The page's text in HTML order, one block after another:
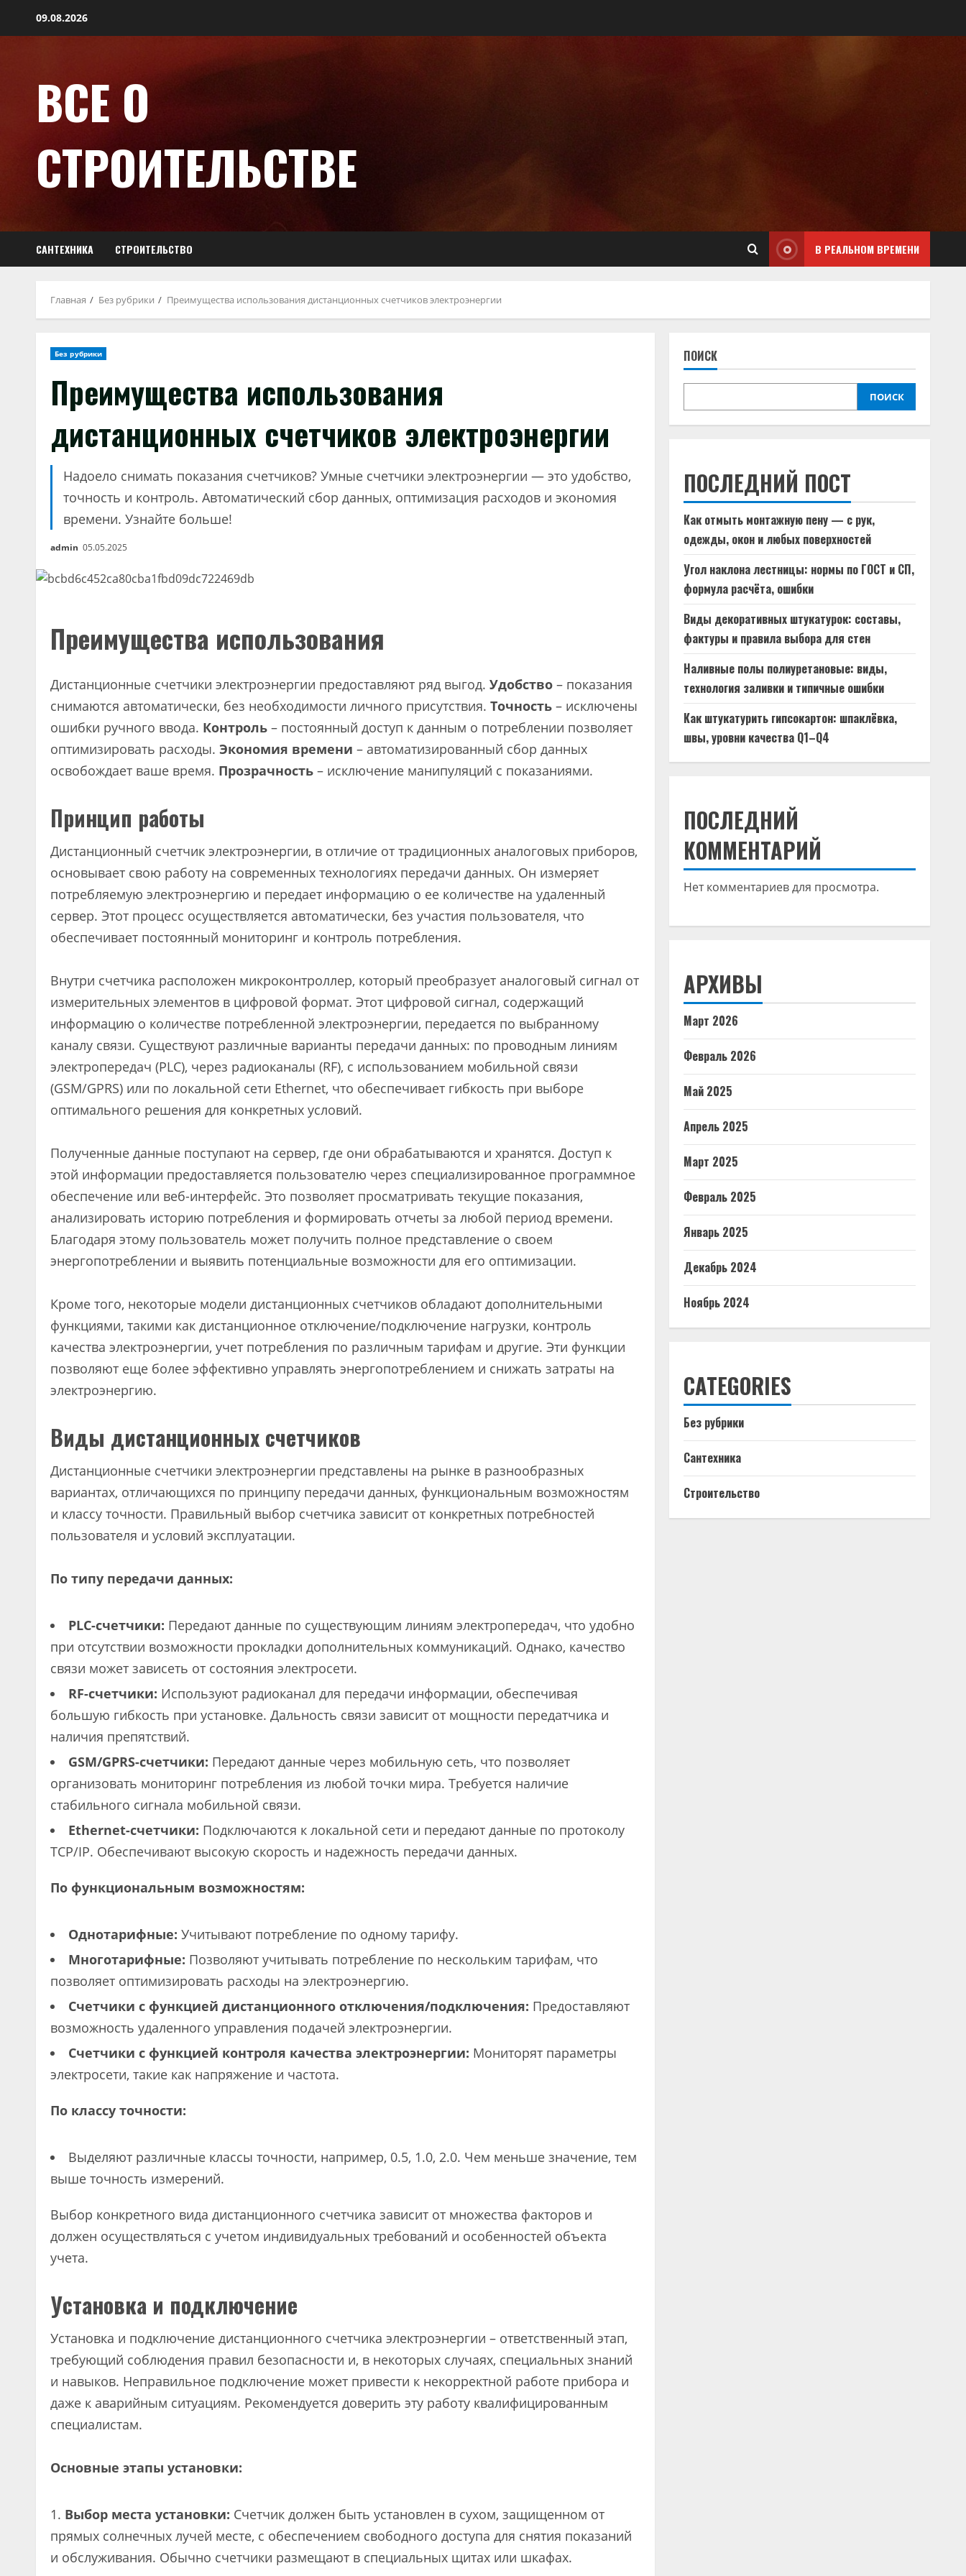
09.08.2026
ВСЕ О
СТРОИТЕЛЬСТВЕ
САНТЕХНИКА СТРОИТЕЛЬСТВО В РЕАЛЬНОМ ВРЕМЕНИ
Главная Без рубрики Преимущества использования дистанционных счетчиков электроэнергии
Без рубрики
Преимущества использования
дистанционных счетчиков электроэнергии
Надоело снимать показания счетчиков? Умные счетчики электроэнергии — это удобство,
точность и контроль. Автоматический сбор данных, оптимизация расходов и экономия
времени. Узнайте больше!
admin 05.05.2025
Преимущества использования
Дистанционные счетчики электроэнергии предоставляют ряд выгод. Удобство – показания
снимаются автоматически, без необходимости личного присутствия. Точность – исключены
ошибки ручного ввода. Контроль – постоянный доступ к данным о потреблении позволяет
оптимизировать расходы. Экономия времени – автоматизированный сбор данных
освобождает ваше время. Прозрачность – исключение манипуляций с показаниями.
Принцип работы
Дистанционный счетчик электроэнергии, в отличие от традиционных аналоговых приборов,
основывает свою работу на современных технологиях передачи данных. Он измеряет
потребляемую электроэнергию и передает информацию о ее количестве на удаленный
сервер. Этот процесс осуществляется автоматически, без участия пользователя, что
обеспечивает постоянный мониторинг и контроль потребления.
Внутри счетчика расположен микроконтроллер, который преобразует аналоговый сигнал от
измерительных элементов в цифровой формат. Этот цифровой сигнал, содержащий
информацию о количестве потребленной электроэнергии, передается по выбранному
каналу связи. Существуют различные варианты передачи данных: по проводным линиям
электропередач (PLC), через радиоканалы (RF), с использованием мобильной связи
(GSM/GPRS) или по локальной сети Ethernet, что обеспечивает гибкость при выборе
оптимального решения для конкретных условий.
Полученные данные поступают на сервер, где они обрабатываются и хранятся. Доступ к
этой информации предоставляется пользователю через специализированное программное
обеспечение или веб-интерфейс. Это позволяет просматривать текущие показания,
анализировать историю потребления и формировать отчеты за любой период времени.
Благодаря этому пользователь может получить полное представление о своем
энергопотреблении и выявить потенциальные возможности для его оптимизации.
Кроме того, некоторые модели дистанционных счетчиков обладают дополнительными
функциями, такими как дистанционное отключение/подключение нагрузки, контроль
качества электроэнергии, учет потребления по различным тарифам и другие. Эти функции
позволяют еще более эффективно управлять энергопотреблением и снижать затраты на
электроэнергию.
Виды дистанционных счетчиков
Дистанционные счетчики электроэнергии представлены на рынке в разнообразных
вариантах, отличающихся по принципу передачи данных, функциональным возможностям
и классу точности. Правильный выбор счетчика зависит от конкретных потребностей
пользователя и условий эксплуатации.
По типу передачи данных:
PLC-счетчики: Передают данные по существующим линиям электропередач, что удобно
при отсутствии возможности прокладки дополнительных коммуникаций. Однако, качество
связи может зависеть от состояния электросети.
RF-счетчики: Используют радиоканал для передачи информации, обеспечивая
большую гибкость при установке. Дальность связи зависит от мощности передатчика и
наличия препятствий.
GSM/GPRS-счетчики: Передают данные через мобильную сеть, что позволяет
организовать мониторинг потребления из любой точки мира. Требуется наличие
стабильного сигнала мобильной связи.
Ethernet-счетчики: Подключаются к локальной сети и передают данные по протоколу
TCP/IP. Обеспечивают высокую скорость и надежность передачи данных.
По функциональным возможностям:
Однотарифные: Учитывают потребление по одному тарифу.
Многотарифные: Позволяют учитывать потребление по нескольким тарифам, что
позволяет оптимизировать расходы на электроэнергию.
Счетчики с функцией дистанционного отключения/подключения: Предоставляют
возможность удаленного управления подачей электроэнергии.
Счетчики с функцией контроля качества электроэнергии: Мониторят параметры
электросети, такие как напряжение и частота.
По классу точности:
Выделяют различные классы точности, например, 0.5, 1.0, 2.0. Чем меньше значение, тем
выше точность измерений.
Выбор конкретного вида дистанционного счетчика зависит от множества факторов и
должен осуществляться с учетом индивидуальных требований и особенностей объекта
учета.
Установка и подключение
Установка и подключение дистанционного счетчика электроэнергии – ответственный этап,
требующий соблюдения правил безопасности и, в некоторых случаях, специальных знаний
и навыков. Неправильное подключение может привести к некорректной работе прибора и
даже к аварийным ситуациям. Рекомендуется доверить эту работу квалифицированным
специалистам.
Основные этапы установки:
Выбор места установки: Счетчик должен быть установлен в сухом, защищенном от
прямых солнечных лучей месте, с обеспечением свободного доступа для снятия показаний
и обслуживания. Обычно счетчики размещают в специальных щитах или шкафах.
ПОИСК
ПОИСК
ПОСЛЕДНИЙ ПОСТ
Как отмыть монтажную пену — с рук,
одежды, окон и любых поверхностей
Угол наклона лестницы: нормы по ГОСТ и СП,
формула расчёта, ошибки
Виды декоративных штукатурок: составы,
фактуры и правила выбора для стен
Наливные полы полиуретановые: виды,
технология заливки и типичные ошибки
Как штукатурить гипсокартон: шпаклёвка,
швы, уровни качества Q1–Q4
ПОСЛЕДНИЙ
КОММЕНТАРИЙ
Нет комментариев для просмотра.
АРХИВЫ
Март 2026
Февраль 2026
Май 2025
Апрель 2025
Март 2025
Февраль 2025
Январь 2025
Декабрь 2024
Ноябрь 2024
CATEGORIES
Без рубрики
Сантехника
Строительство